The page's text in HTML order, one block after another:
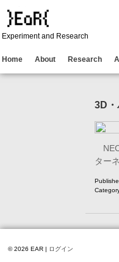
Experiment and Research
Home About Research
3D
ター
© 2026 EAR | ログイン